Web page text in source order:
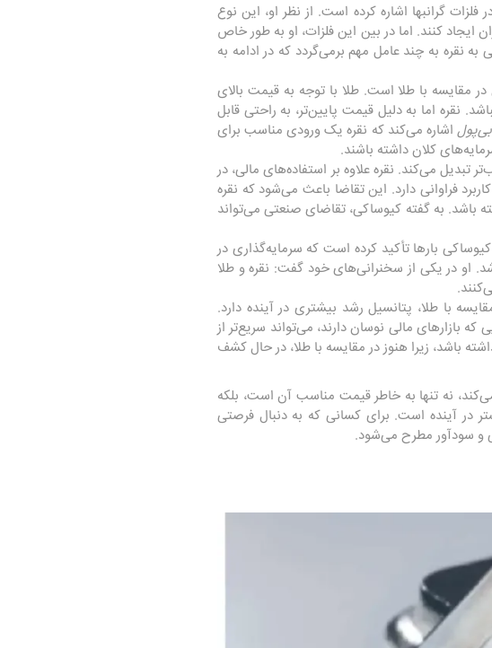
گرانبها اشاره کرده است. از نظر او، این نوع
ایجاد کنند. اما در بین این فلزات، او به طور خاص
نقره به چند عامل مهم برمی‌گردد که در ادامه به
مقایسه با طلا است. طلا با توجه به قیمت بالای
نقره اما به دلیل قیمت پایین‌تر، به راحتی قابل
بی‌پول اشاره می‌کند که نقره یک ورودی مناسب برای
کلان داشته باشند.
می‌کند. نقره علاوه بر استفاده‌های مالی، در
کاربرد فراوانی دارد. این تقاضا باعث می‌شود که نقره
باشد. به گفته کیوساکی، تقاضای صنعتی می‌تواند
بارها تأکید کرده است که سرمایه‌گذاری در
او در یکی از سخنرانی‌های خود گفت: نقره و طلا
با طلا، پتانسیل رشد بیشتری در آینده دارد.
بازارهای مالی نوسان دارند، می‌تواند سریع‌تر از
باشد، زیرا هنوز در مقایسه با طلا، در حال کشف
نه تنها به خاطر قیمت مناسب آن است، بلکه
در آینده است. برای کسانی که به دنبال فرصتی
و سودآور مطرح می‌شود.